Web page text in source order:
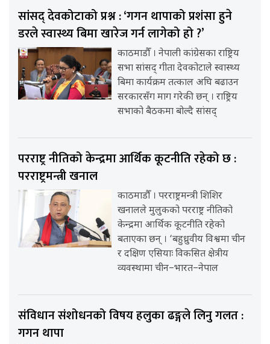
सांसद् देवकोटाको प्रश्न : ‘गगन थापाको प्रशंसा हुने
डरले स्वास्थ्य बिमा खारेज गर्न लागेको हो ?’
काठमाडौँ । नेपाली कांग्रेसका राष्ट्रिय
सभा सांसद् गीता देवकोटाले स्वास्थ्य
बिमा कार्यक्रम तत्काल अघि बढाउन
सरकारसँग माग गरेकी छन् । राष्ट्रिय
सभाको बैठकमा बोल्दै सांसद्
परराष्ट्र नीतिको केन्द्रमा आर्थिक कूटनीति रहेको छ :
परराष्ट्रमन्त्री खनाल
काठमाडौँ । परराष्ट्रमन्त्री शिशिर
खनालले मुलुकको परराष्ट्र नीतिको
केन्द्रमा आर्थिक कूटनीति रहेको
बताएका छन् । ‘बहुध्रुवीय विश्वमा चीन
र दक्षिण एसियाः विकसित क्षेत्रीय
व्यवस्थामा चीन–भारत–नेपाल
संविधान संशोधनको विषय हलुका ढङ्गले लिनु गलत :
गगन थापा